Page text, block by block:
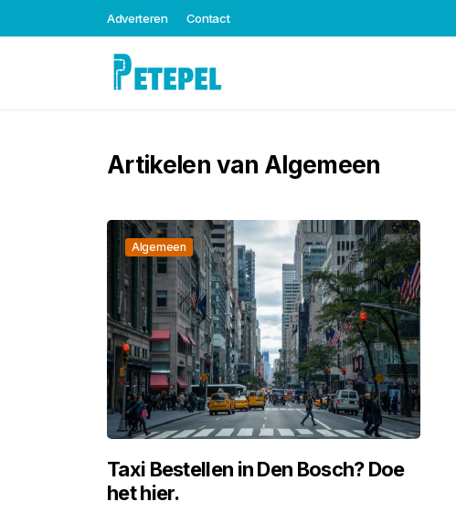
Adverteren Contact
Artikelen van Algemeen
Algemeen
Taxi Bestellen in Den Bosch? Doe
het hier.